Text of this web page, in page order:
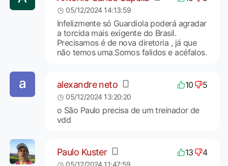
05/12/2024 14:13:59
Infelizmente só Guardiola poderá agradar
a torcida mais exigente do Brasil.
Precisamos é de nova diretoria , já que
não temos uma.Somos falidos e acéfalos.
alexandre neto 10 5
05/12/2024 13:20:20
o São Paulo precisa de um treinador de
vdd
Paulo Kuster 13 4
05/12/2024 11:47:59